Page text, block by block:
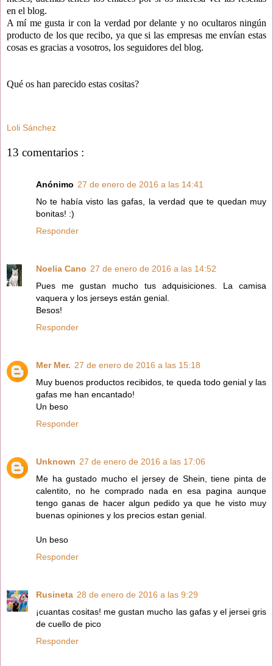
en el blog.
A mí me gusta ir con la verdad por delante y no ocultaros ningún
producto de los que recibo, ya que si las empresas me envían estas
cosas es gracias a vosotros, los seguidores del blog.
Qué os han parecido estas cositas?
Loli Sánchez
13 comentarios :
Anónimo 27 de enero de 2016 a las 14:41
No te había visto las gafas, la verdad que te quedan muy
bonitas! :)
Responder
Noelia Cano 27 de enero de 2016 a las 14:52
Pues me gustan mucho tus adquisiciones. La camisa
vaquera y los jerseys están genial.
Besos!
Responder
Mer Mer. 27 de enero de 2016 a las 15:18
Muy buenos productos recibidos, te queda todo genial y las
gafas me han encantado!
Un beso
Responder
Unknown 27 de enero de 2016 a las 17:06
Me ha gustado mucho el jersey de Shein, tiene pinta de
calentito, no he comprado nada en esa pagina aunque
tengo ganas de hacer algun pedido ya que he visto muy
buenas opiniones y los precios estan genial.
Un beso
Responder
Rusineta 28 de enero de 2016 a las 9:29
¡cuantas cositas! me gustan mucho las gafas y el jersei gris
de cuello de pico
Responder